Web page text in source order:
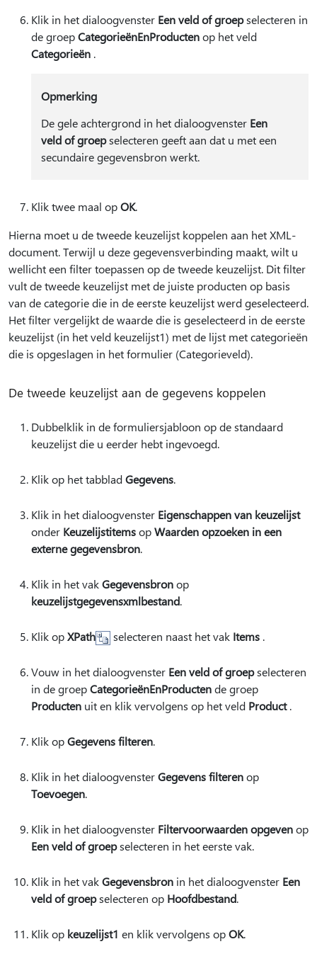
Klik in het dialoogvenster Een veld of groepselecteren in
de groepCategorieënEnProductenop het veld
Categorieën .
Opmerking
De gele achtergrond in het dialoogvenster Een
veld of groepselecteren geeft aan dat u met een
secundaire gegevensbron werkt.
Klik twee maal opOK.
Hierna moet u de tweede keuzelijst koppelen aan het XML-
document. Terwijl u deze gegevensverbinding maakt, wilt u
wellicht een filter toepassen op de tweede keuzelijst. Dit filter
vult de tweede keuzelijst met de juiste producten op basis
van de categorie die in de eerste keuzelijst werd geselecteerd.
Het filter vergelijkt de waarde die is geselecteerd in de eerste
keuzelijst (in het veld keuzelijst1) met de lijst met categorieën
die is opgeslagen in het formulier (Categorieveld).
De tweede keuzelijst aan de gegevens koppelen
Dubbelklik in de formuliersjabloon op de standaard
keuzelijst die u eerder hebt ingevoegd.
Klik op het tabbladGegevens.
Klik in het dialoogvenster Eigenschappen van keuzelijst
onder KeuzelijstitemsopWaarden opzoeken in een
externe gegevensbron.
Klik in het vakGegevensbronop
keuzelijstgegevensxmlbestand.
Klik opXPath selecteren naast het vak Items .
Vouw in het dialoogvenster Een veld of groepselecteren
in de groepCategorieënEnProductende groep
Producten uit en klik vervolgens op het veld Product.
Klik opGegevens filteren.
Klik in het dialoogvensterGegevens filterenop
Toevoegen.
Klik in het dialoogvenster Filtervoorwaarden opgevenop
Een veld of groepselecteren in het eerste vak.
Klik in het vakGegevensbron in het dialoogvenster Een
veld of groepselecteren op Hoofdbestand.
Klik op keuzelijst1 en klik vervolgens opOK.